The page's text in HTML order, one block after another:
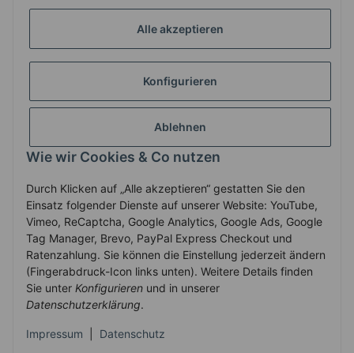
Alle akzeptieren
Konfigurieren
Ablehnen
Wie wir Cookies & Co nutzen
Durch Klicken auf „Alle akzeptieren“ gestatten Sie den
Einsatz folgender Dienste auf unserer Website: YouTube,
Vimeo, ReCaptcha, Google Analytics, Google Ads, Google
Tag Manager, Brevo, PayPal Express Checkout und
Ratenzahlung. Sie können die Einstellung jederzeit ändern
(Fingerabdruck-Icon links unten). Weitere Details finden
Sie unter Konfigurieren und in unserer
Datenschutzerklärung.
Impressum Datenschutz
GESETZLICHE INFORMATIONEN
ZAHLUNG & VERSAND
Vertrag widerrufen
* Alle Preise inkl. gesetzlicher USt., zzgl.Versand
Service-Hotline +43-7758-30410
© 2010-2025 WECS.EU Besucherzähler: 2906356
JTL-Shop